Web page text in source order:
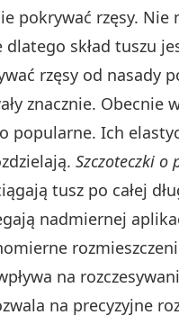
pokrywać rzęsy. Nie
skład tuszu
rzęsy od nasady
znacznie. Obecnie
popularne. Ich
Szczoteczki o
tusz po całej
nadmiernej
na
na precyzyjne